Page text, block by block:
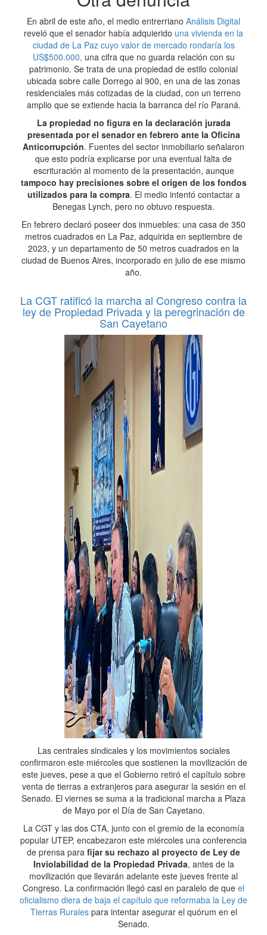
En abril de este año, el medio entrerriano Análisis Digital
reveló que el senador había adquierido una vivienda en la
ciudad de La Paz cuyo valor de mercado rondaría los
US$500.000, una cifra que no guarda relación con su
patrimonio. Se trata de una propiedad de estilo colonial
ubicada sobre calle Dorrego al 900, en una de las zonas
residenciales más cotizadas de la ciudad, con un terreno
amplio que se extiende hacia la barranca del río Paraná.
La propiedad no figura en la declaración jurada
presentada por el senador en febrero ante la Oficina
Anticorrupción. Fuentes del sector inmobiliario señalaron
que esto podría explicarse por una eventual falta de
escrituración al momento de la presentación, aunque
tampoco hay precisiones sobre el origen de los fondos
utilizados para la compra. El medio intentó contactar a
Benegas Lynch, pero no obtuvo respuesta.
En febrero declaró poseer dos inmuebles: una casa de 350
metros cuadrados en La Paz, adquirida en septiembre de
2023, y un departamento de 50 metros cuadrados en la
ciudad de Buenos Aires, incorporado en julio de ese mismo
año.
La CGT ratificó la marcha al Congreso contra la
ley de Propiedad Privada y la peregrinación de
San Cayetano
Las centrales sindicales y los movimientos sociales
confirmaron este miércoles que sostienen la movilización de
este jueves, pese a que el Gobierno retiró el capítulo sobre
venta de tierras a extranjeros para asegurar la sesión en el
Senado. El viernes se suma a la tradicional marcha a Plaza
de Mayo por el Día de San Cayetano.
La CGT y las dos CTA, junto con el gremio de la economía
popular UTEP, encabezaron este miércoles una conferencia
de prensa para fijar su rechazo al proyecto de Ley de
Inviolabilidad de la Propiedad Privada, antes de la
movilización que llevarán adelante este jueves frente al
Congreso. La confirmación llegó casi en paralelo de que el
oficialismo diera de baja el capítulo que reformaba la Ley de
Tierras Ruralespara intentar asegurar el quórum en el
Senado.